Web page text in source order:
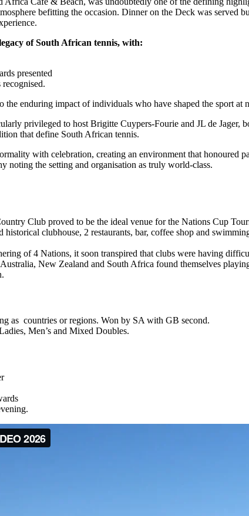
befitting the occasion. Dinner on the Deck was
of South African tennis, with:
presented
the enduring impact of individuals who have shaped the sport at
privileged to host Brigitte Cuypers-Fourie and JL de Jager,
that define South African tennis.
with celebration, creating an environment that honoured
noting the setting and organisation as truly world-class.
Club proved to be the ideal venue for the Nations Cup
historical clubhouse, 2 restaurants, bar, coffee shop and
of 4 Nations, it soon transpired that clubs were having
New Zealand and South Africa found themselves
as countries or regions. Won by SA with GB second.
Men’s and Mixed Doubles.